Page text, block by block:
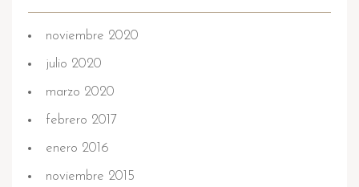
noviembre 2020
julio 2020
marzo 2020
febrero 2017
enero 2016
noviembre 2015